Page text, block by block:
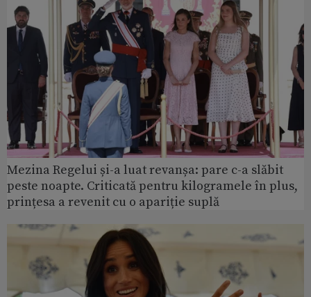
Mezina Regelui și-a luat revanșa: pare c-a slăbit
peste noapte. Criticată pentru kilogramele în plus,
prințesa a revenit cu o apariție suplă